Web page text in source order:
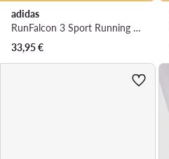
adidas
RunFalcon 3 Sport Running Lace Shoes HP5844 · Jooksujalatsid
33,95€